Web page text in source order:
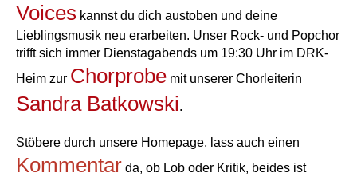
Voices kannst du dich austoben und deine
Lieblingsmusik neu erarbeiten. Unser Rock- und Popchor
trifft sich immer Dienstagabends um 19:30 Uhr im DRK-
Heim zur Chorprobe mit unserer Chorleiterin
Sandra Batkowski.
Stöbere durch unsere Homepage, lass auch einen
Kommentar da, ob Lob oder Kritik, beides ist